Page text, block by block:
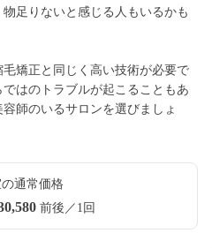
足りないと感じる人もいるかも
矯正と同じく高い技術が必要で
はのトラブルが起こることもあ
師のいるサロンを選びましょ
通常価格
前後／1回